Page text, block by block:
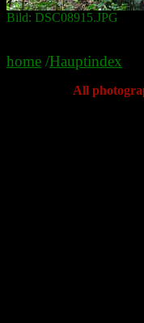
Bild: DSC08915.JPG
home /Hauptindex
All